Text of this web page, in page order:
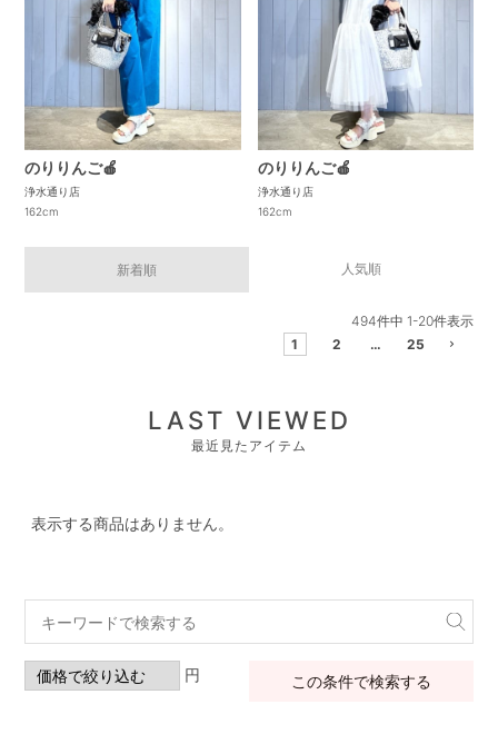
のりりんご🍎
浄水通り店
162cm
のりりんご🍎
浄水通り店
162cm
新着順 人気順
494件中 1-20件表示
1
2 … 25
LAST VIEWED
最近見たアイテム
表示する商品はありません。
円 この条件で検索する